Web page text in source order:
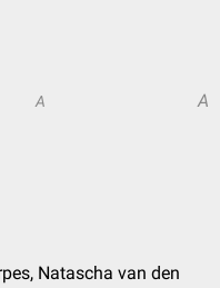
A A
Natascha van den